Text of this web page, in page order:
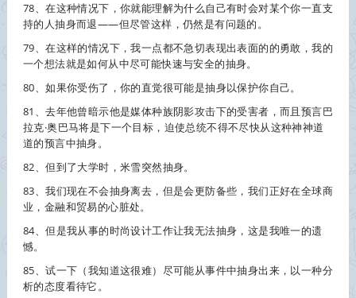
78、在这种情况下，你就能理解为什么自己有时会对某个你一直支
持的人抽身而退——但尽管这样，仍然是有问题的。
79、在这样的情况下，我一点都不急切表现出表面的的勇敢，我的
一个想法就是如何从中尽可能快速与安全的抽身。
80、如果你受伤了，你的直觉很可能是抽身以保护你自己。
81、去年他曾暗示他是媒体种族阴影攻击下的受害者，而且预言巴
拉克·奥巴马将是下一个目标，迫使总统不得不尽快从这种神神道
道的预言中抽身。
82、但到了大学时，米雪突然抽身。
83、我们现在不会抽身离去，但是会更防备些，我们正好在全球商
业，金融和贸易的心脏处。
84、但是我从事的时尚设计工作让我无法抽身 ，这是我唯一的遗
憾。
85、试一下（我知道这很难）尽可能从事件中抽身出来，以一种分
析的态度看待它。